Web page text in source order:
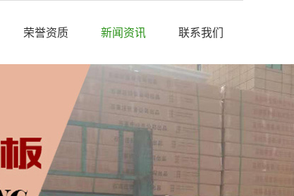
荣誉资质 新闻资讯 联系我们